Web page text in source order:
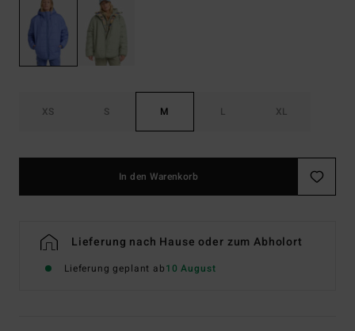
XS S M L XL
In den Warenkorb
Lieferung nach Hause oder zum Abholort
Lieferung geplant ab10 August